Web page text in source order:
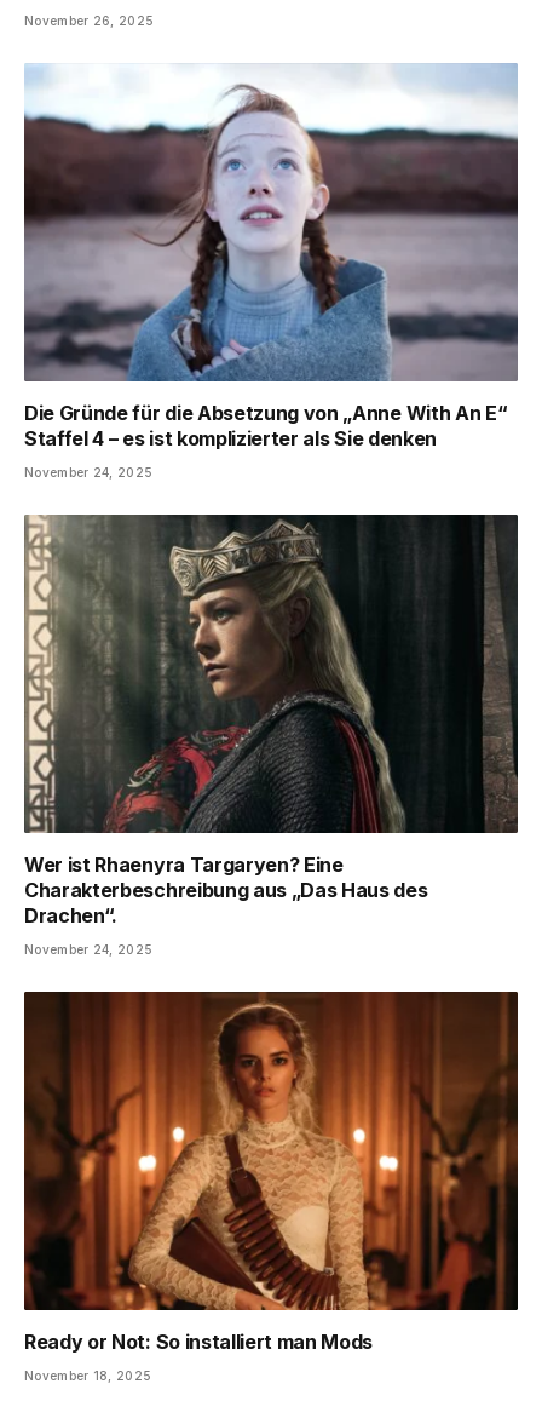
November 26, 2025
Die Gründe für die Absetzung von „Anne With An E“
Staffel 4 – es ist komplizierter als Sie denken
November 24, 2025
Wer ist Rhaenyra Targaryen? Eine
Charakterbeschreibung aus „Das Haus des
Drachen“.
November 24, 2025
Ready or Not: So installiert man Mods
November 18, 2025